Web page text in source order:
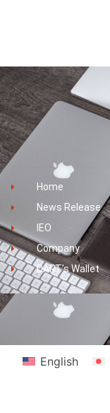
Home
News Release
IEO
Company
DART’s Wallet
English